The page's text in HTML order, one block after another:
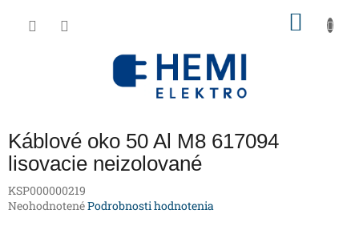
Káblové oko 50 Al M8 617094
lisovacie neizolované
KSP000000219
Priemerné
NeohodnotenéPodrobnosti hodnotenia